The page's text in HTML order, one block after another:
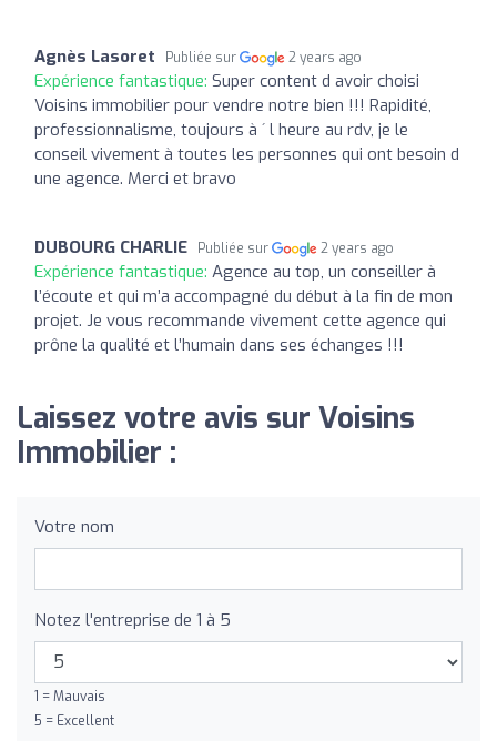
Agnès Lasoret Publiée sur 2 years ago
Expérience fantastique: Super content d avoir choisi
Voisins immobilier pour vendre notre bien !!! Rapidité,
professionnalisme, toujours à ´ l heure au rdv, je le
conseil vivement à toutes les personnes qui ont besoin d
une agence. Merci et bravo
DUBOURG CHARLIE Publiée sur 2 years ago
Expérience fantastique: Agence au top, un conseiller à
l’écoute et qui m’a accompagné du début à la fin de mon
projet. Je vous recommande vivement cette agence qui
prône la qualité et l’humain dans ses échanges !!!
Laissez votre avis sur Voisins
Immobilier :
Votre nom
Notez l'entreprise de 1 à 5
1 = Mauvais
5 = Excellent